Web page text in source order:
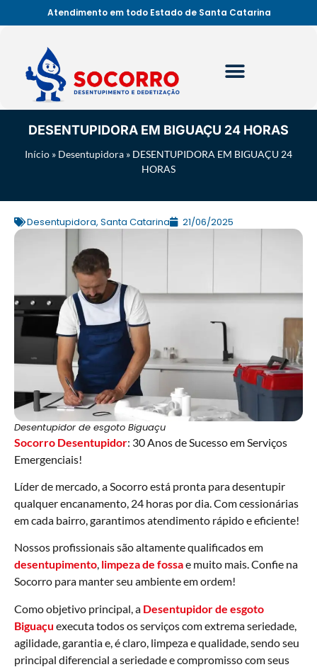
Atendimento em todo Estado de Santa Catarina
DESENTUPIDORA EM BIGUAÇU 24 HORAS
Início » Desentupidora » DESENTUPIDORA EM BIGUAÇU 24
HORAS
Desentupidora, Santa Catarina 21/06/2025
Desentupidor de esgoto Biguaçu
Socorro Desentupidor: 30 Anos de Sucesso em Serviços
Emergenciais!
Líder de mercado, a Socorro está pronta para desentupir
qualquer encanamento, 24 horas por dia. Com cessionárias
em cada bairro, garantimos atendimento rápido e eficiente!
Nossos profissionais são altamente qualificados em
desentupimento, limpeza de fossae muito mais. Confie na
Socorro para manter seu ambiente em ordem!
Como objetivo principal, a Desentupidor de esgoto
Biguaçu executa todos os serviços com extrema seriedade,
agilidade, garantia e, é claro, limpeza e qualidade, sendo seu
principal diferencial a seriedade e compromisso com seus